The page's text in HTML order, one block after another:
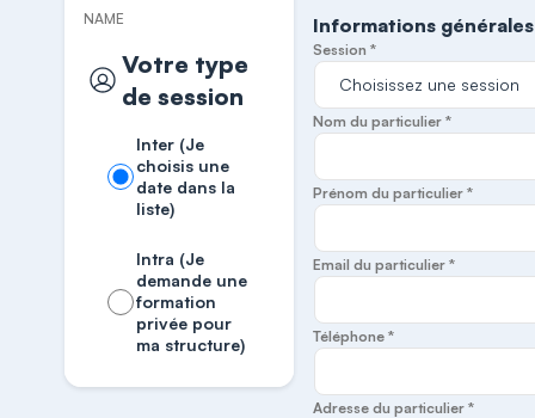
NAME
Votre type
de session
Inter (Je
choisis une
date dans la
liste)
Intra (Je
demande une
formation
privée pour
ma structure)
Informations générales
Session *
Nom du particulier *
Prénom du particulier *
Email du particulier *
Téléphone *
Adresse du particulier *